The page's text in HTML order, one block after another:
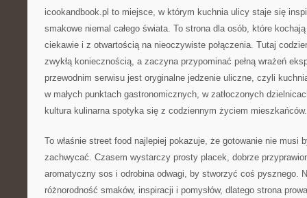
icookandbook.pl to miejsce, w którym kuchnia ulicy staje się
smakowe niemal całego świata. To strona dla osób, które
ciekawie i z otwartością na nieoczywiste połączenia. Tutaj
zwykłą koniecznością, a zaczyna przypominać pełną wrażeń
przewodnim serwisu jest oryginalne jedzenie uliczne, czyli
w małych punktach gastronomicznych, w zatłoczonych
kultura kulinarna spotyka się z codziennym życiem mieszkańców.
To właśnie street food najlepiej pokazuje, że gotowanie nie musi
zachwycać. Czasem wystarczy prosty placek, dobrze
aromatyczny sos i odrobina odwagi, by stworzyć coś pysznego.
różnorodność smaków, inspiracji i pomysłów, dlatego strona